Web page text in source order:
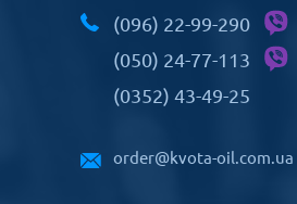
(096) 22-99-290
(050) 24-77-113
(0352) 43-49-25
order@kvota-oil.com.ua